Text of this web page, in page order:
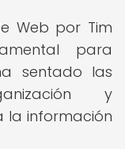
Web por Tim
para
sentado las
y
la información